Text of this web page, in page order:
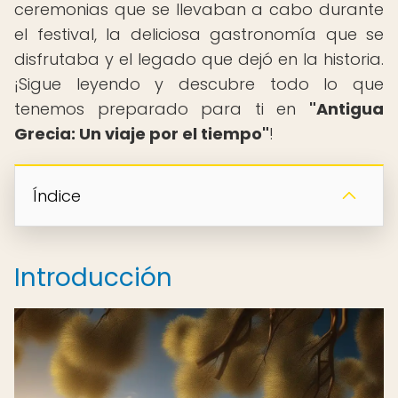
ceremonias que se llevaban a cabo durante
el festival, la deliciosa gastronomía que se
disfrutaba y el legado que dejó en la historia.
¡Sigue leyendo y descubre todo lo que
tenemos preparado para ti en "Antigua
Grecia: Un viaje por el tiempo"!
Índice
Introducción